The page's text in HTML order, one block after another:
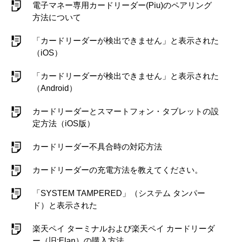
電子マネー専用カードリーダー(Piu)のペアリング
方法について
「カードリーダーが検出できません」と表示された
（iOS）
「カードリーダーが検出できません」と表示された
（Android）
カードリーダーとスマートフォン・タブレットの設
定方法（iOS版）
カードリーダー不具合時の対応方法
カードリーダーの充電方法を教えてください。
「SYSTEM TAMPERED」（システム タンパー
ド）と表示された
楽天ペイ ターミナルおよび楽天ペイ カードリーダ